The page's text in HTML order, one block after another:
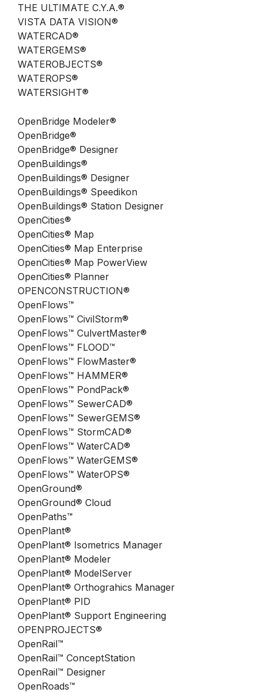
THE ULTIMATE C.Y.A.®
VISTA DATA VISION®
WATERCAD®
WATERGEMS®
WATEROBJECTS®
WATEROPS®
WATERSIGHT®
OpenBridge Modeler®
OpenBridge®
OpenBridge® Designer
OpenBuildings®
OpenBuildings® Designer
OpenBuildings® Speedikon
OpenBuildings® Station Designer
OpenCities®
OpenCities® Map
OpenCities® Map Enterprise
OpenCities® Map PowerView
OpenCities® Planner
OPENCONSTRUCTION®
OpenFlows™
OpenFlows™ CivilStorm®
OpenFlows™ CulvertMaster®
OpenFlows™ FLOOD™
OpenFlows™ FlowMaster®
OpenFlows™ HAMMER®
OpenFlows™ PondPack®
OpenFlows™ SewerCAD®
OpenFlows™ SewerGEMS®
OpenFlows™ StormCAD®
OpenFlows™ WaterCAD®
OpenFlows™ WaterGEMS®
OpenFlows™ WaterOPS®
OpenGround®
OpenGround® Cloud
OpenPaths™
OpenPlant®
OpenPlant® Isometrics Manager
OpenPlant® Modeler
OpenPlant® ModelServer
OpenPlant® Orthograhics Manager
OpenPlant® PID
OpenPlant® Support Engineering
OPENPROJECTS®
OpenRail™
OpenRail™ ConceptStation
OpenRail™ Designer
OpenRoads™